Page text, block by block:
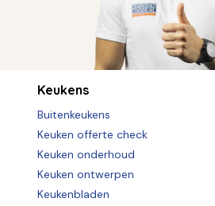
Keukens
Buitenkeukens
Keuken offerte check
Keuken onderhoud
Keuken ontwerpen
Keukenbladen